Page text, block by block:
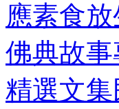
應素食放
佛典故事
精選文集